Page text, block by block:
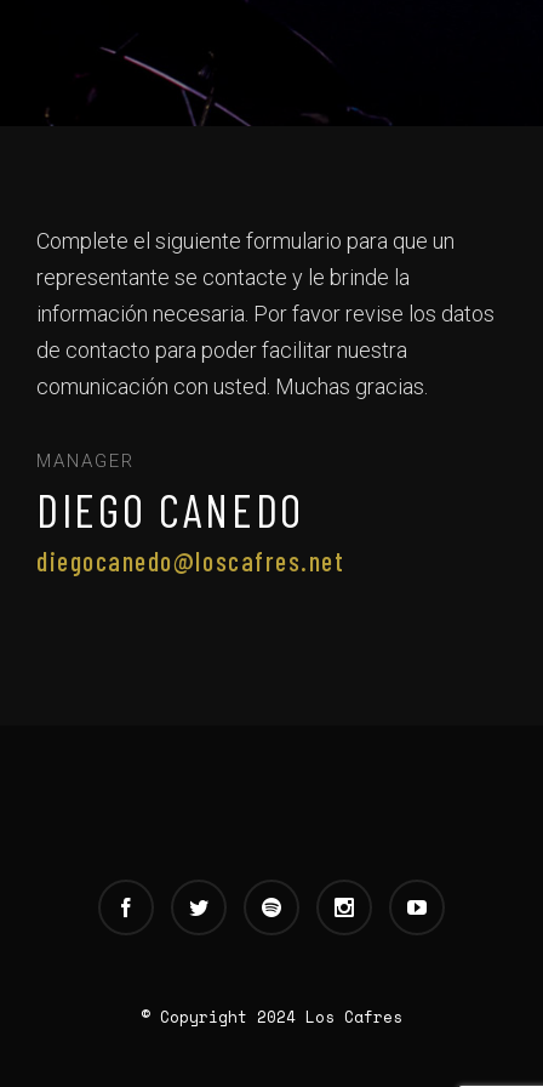
Complete el siguiente formulario para que un
representante se contacte y le brinde la
información necesaria. Por favor revise los datos
de contacto para poder facilitar nuestra
comunicación con usted. Muchas gracias.
MANAGER
DIEGO CANEDO
diegocanedo@loscafres.net
© Copyright 2024 Los Cafres